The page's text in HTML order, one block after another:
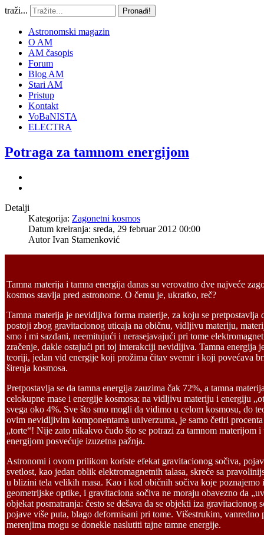
traži... Pronađi!
Astronomski magazin
O AM
AM časopis
Forum
Blog AM
Stari AM
Pristup
Kontakt
VoBaNISTA
ELECTRA
Potraga za tamnom energijom
Detalji
Kategorija: Zagonetni kosmos
Datum kreiranja: sreda, 29 februar 2012 00:00
AutorIvan Stamenković
Tamna materija i tamna energija danas su verovatno dve najveće
kosmos stavlja pred astronome. O čemu je, ukratko, reč?
Tamna materija je nevidljiva forma materije, za koju se pretpostavlja
postoji zbog gravitacionog uticaja na običnu, vidljivu materiju,
smo i mi sazdani, neemitujući i nerasejavajući pri tome
zračenje, dakle ostajući pri toj interakciji nevidljiva. Tamna energija
teoriji, jedan vid energije koji prožima čitav svemir i koji povećava
širenja kosmosa.
Pretpostavlja se da tamna energija zauzima čak 72%, a tamna
celokupne mase i energije kosmosa; na vidljivu materiju i energiju
svega oko 4%. Sve što smo mogli da vidimo u celom kosmosu, do
ovim nevidljivim komponentama univerzuma, je samo četiri procenta
„torte“! Nije zato nikakvo čudo što se potrazi za tamnom materijom i
energijom posvećuje izuzetna pažnja.
Astronomi i ovom prilikom koriste efekat gravitacionog sočiva,
svetlost, kao jedan oblik elektromagnetnih talasa, skreće sa
u blizini tela velikih masa. Kao i kod običnih sočiva koje poznajemo
geometrijske optike, i gravitaciona sočiva ne moraju obavezno da
objekat posmatranja: često se dešava da se objekti iza gravitacionog
pojave više puta, blago deformisani pri tome. Višestrukim, vanredno
merenjima mogu se donekle naslutiti tajne tamne energije.